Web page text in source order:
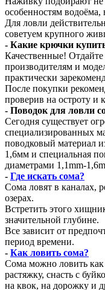
особенностям
Для ловли
советуем крупного
- Какие крючки
Качественные!
производителям и
практически
После покупки
проверив на остроту и
- Поводок для ловли
Сегодня существует
специализированных
поводковый материал
1,6мм и специальная
диаметрами 1,1mm-
- Где искать сома?
Сома ловят в каналах,
озерах.
Встретить этого
значительной глубине.
Все зависит от
период времени.
- Как ловить сома?
Сома можно ловить как
растяжку, снасть с
на квок, на дорожку и